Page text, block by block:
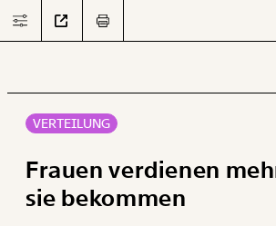
VERTEILUNG
Frauen verdienen
sie bekommen